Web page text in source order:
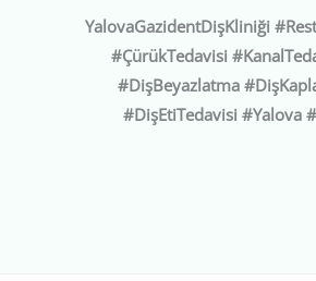
#YalovaGazidentDişKliniği
#ÇürükTedavisi
#DişBeyazlatma
#DişEtiTedavisi #Yalova